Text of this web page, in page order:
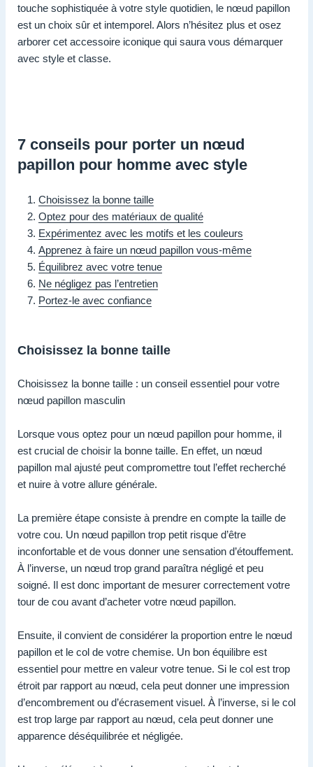
touche sophistiquée à votre style quotidien, le nœud papillon
est un choix sûr et intemporel. Alors n’hésitez plus et osez
arborer cet accessoire iconique qui saura vous démarquer
avec style et classe.
7 conseils pour porter un nœud
papillon pour homme avec style
Choisissez la bonne taille
Optez pour des matériaux de qualité
Expérimentez avec les motifs et les couleurs
Apprenez à faire un nœud papillon vous-même
Équilibrez avec votre tenue
Ne négligez pas l’entretien
Portez-le avec confiance
Choisissez la bonne taille
Choisissez la bonne taille : un conseil essentiel pour votre
nœud papillon masculin
Lorsque vous optez pour un nœud papillon pour homme, il
est crucial de choisir la bonne taille. En effet, un nœud
papillon mal ajusté peut compromettre tout l’effet recherché
et nuire à votre allure générale.
La première étape consiste à prendre en compte la taille de
votre cou. Un nœud papillon trop petit risque d’être
inconfortable et de vous donner une sensation d’étouffement.
À l’inverse, un nœud trop grand paraîtra négligé et peu
soigné. Il est donc important de mesurer correctement votre
tour de cou avant d’acheter votre nœud papillon.
Ensuite, il convient de considérer la proportion entre le nœud
papillon et le col de votre chemise. Un bon équilibre est
essentiel pour mettre en valeur votre tenue. Si le col est trop
étroit par rapport au nœud, cela peut donner une impression
d’encombrement ou d’écrasement visuel. À l’inverse, si le col
est trop large par rapport au nœud, cela peut donner une
apparence déséquilibrée et négligée.